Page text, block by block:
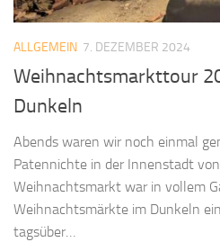
ALLGEMEIN 7. DEZEMBER 2024
Weihnachtsmarkttour
Dunkeln
Abends waren wir noch einmal
Patennichte in der Innenstadt
Weihnachtsmarkt war in vollem
Weihnachtsmärkte im Dunkeln
tagsüber…